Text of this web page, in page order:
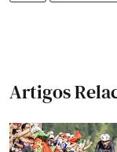
Artigos